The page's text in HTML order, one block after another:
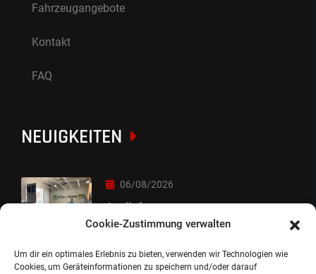
Cookie-Zustimmung verwalten
Um dir ein optimales Erlebnis zu bieten, verwenden wir Technologien wie
Cookies, um Geräteinformationen zu speichern und/oder darauf
Fahrzeugangebote
Kontakt
FAQ
NEUIGKEITEN
06/08/2026
Auslieferung
05/08/2026